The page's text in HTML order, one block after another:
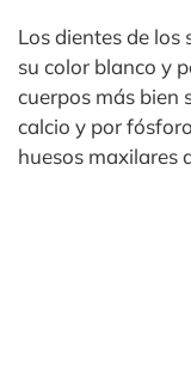
Los dientes de los
su color blanco y
cuerpos más bien
calcio y por
huesos maxilares